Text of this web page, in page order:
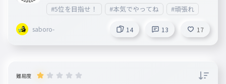
プレイを2回やってほしいタイピングがあったらコ
メント欄へGo~ 5位の人はいいねを4個（下から）
#5位を目指せ！ #本気でやってね #頑張れ
saboro- 14 13 17
難易度